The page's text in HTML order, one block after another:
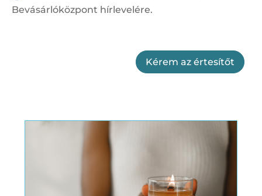
Bevásárlóközpont hírlevelére.
Kérem az értesítőt